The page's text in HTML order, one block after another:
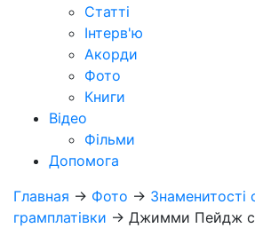
Статті
Інтерв'ю
Акорди
Фото
Книги
Відео
Фільми
Допомога
Главная → Фото → Знаменитості
грамплатівки → Джимми Пейдж